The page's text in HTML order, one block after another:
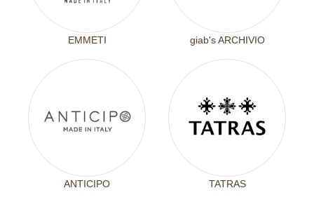
EMMETI giab's ARCHIVIO
ANTICIPO TATRAS